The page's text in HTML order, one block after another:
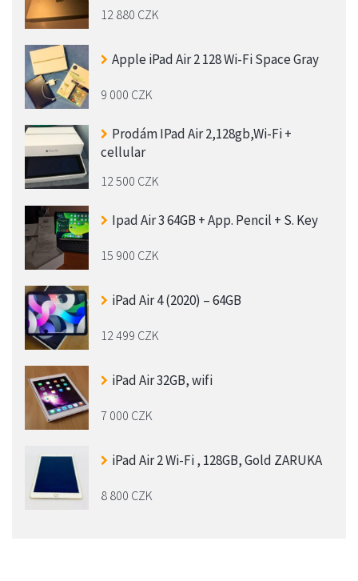
12 880 CZK
Apple iPad Air 2 128 Wi-Fi Space Gray
9 000 CZK
Prodám IPad Air 2,128gb,Wi-Fi +
cellular
12 500 CZK
Ipad Air 3 64GB + App. Pencil + S. Key
15 900 CZK
iPad Air 4 (2020) – 64GB
12 499 CZK
iPad Air 32GB, wifi
7 000 CZK
iPad Air 2 Wi-Fi , 128GB, Gold ZARUKA
8 800 CZK